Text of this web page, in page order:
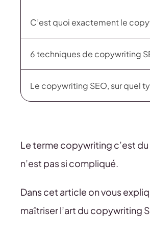
C’est quoi exactement le
6 techniques de copywriting
Le copywriting SEO, sur quel
Le terme copywriting c’est du
n’est pas si compliqué.
Dans cet article on vous
maîtriser l’art du copywriting